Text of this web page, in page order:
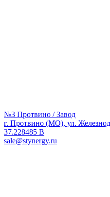
№3 Протвино / Завод
г. Протвино (МО), ул.
37.228485 В
sale@stynergy.ru